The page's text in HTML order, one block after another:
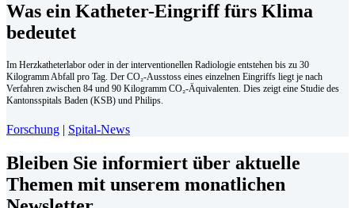
Was ein Katheter-Eingriff fürs Klima
bedeutet
Im Herzkatheterlabor oder in der interventionellen Radiologie entstehen bis zu 30
Kilogramm Abfall pro Tag. Der CO₂-Ausstoss eines einzelnen Eingriffs liegt je nach
Verfahren zwischen 84 und 90 Kilogramm CO₂-Äquivalenten. Dies zeigt eine Studie des
Kantonsspitals Baden (KSB) und Philips.
Forschung | Spital-News
Bleiben Sie informiert über aktuelle
Themen mit unserem monatlichen